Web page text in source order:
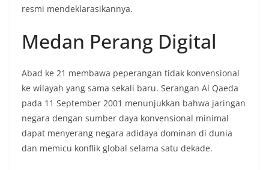
resmi mendeklarasikannya.
Medan Perang Digital
Abad ke 21 membawa peperangan tidak konvensional
ke wilayah yang sama sekali baru. Serangan Al Qaeda
pada 11 September 2001 menunjukkan bahwa jaringan
negara dengan sumber daya konvensional minimal
dapat menyerang negara adidaya dominan di dunia
dan memicu konflik global selama satu dekade.